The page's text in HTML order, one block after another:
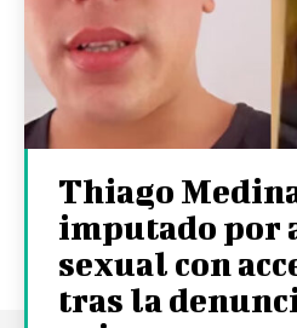
Thiago
imputado por
sexual con
tras la